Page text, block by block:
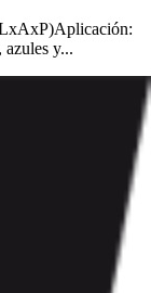
azules y...